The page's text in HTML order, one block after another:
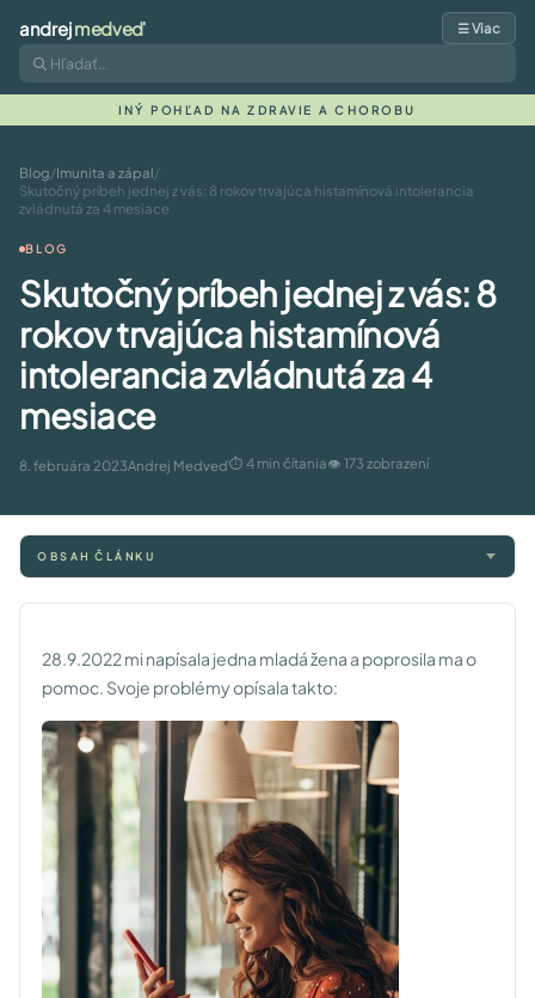
andrejmedveď ☰ Viac
INÝ POHĽAD NA ZDRAVIE A CHOROBU
Blog/Imunita a zápal/
Skutočný príbeh jednej z vás: 8 rokov trvajúca histamínová intolerancia
zvládnutá za 4 mesiace
BLOG
Skutočný príbeh jednej z vás: 8
rokov trvajúca histamínová
intolerancia zvládnutá za 4
mesiace
8. februára 2023Andrej Medveď⏱ 4 min čítania👁 173 zobrazení
OBSAH ČLÁNKU
28.9.2022 mi napísala jedna mladá žena a poprosila ma o
pomoc. Svoje problémy opísala takto: